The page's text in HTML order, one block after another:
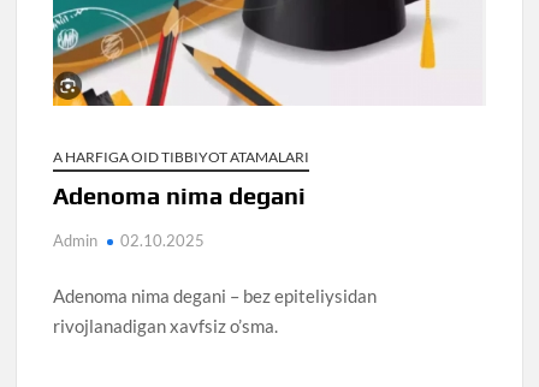
A HARFIGA OID TIBBIYOT ATAMALARI
Adenoma nima degani
Admin 02.10.2025
Adenoma nima degani – bez epiteliysidan
rivojlanadigan xavfsiz o’sma.